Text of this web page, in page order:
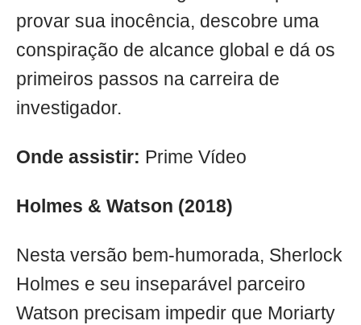
provar sua inocência, descobre uma
conspiração de alcance global e dá os
primeiros passos na carreira de
investigador.
Onde assistir: Prime Vídeo
Holmes & Watson (2018)
Nesta versão bem-humorada, Sherlock
Holmes e seu inseparável parceiro
Watson precisam impedir que Moriarty